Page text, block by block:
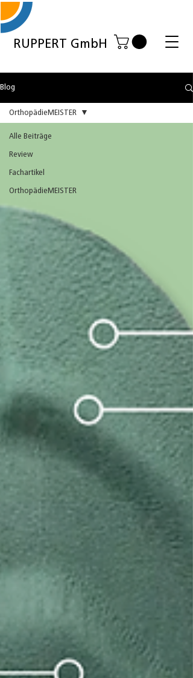
RUPPERT GmbH
Blog
Alle Beiträge
Review
Fachartikel
OrthopädieMEISTER
OrthopädieMEISTER